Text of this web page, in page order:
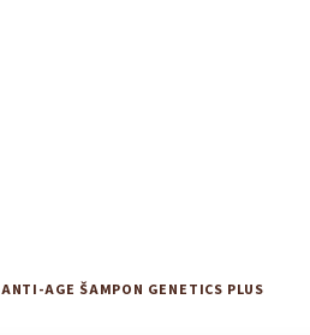
ANTI-AGE ŠAMPON GENETICS PLUS